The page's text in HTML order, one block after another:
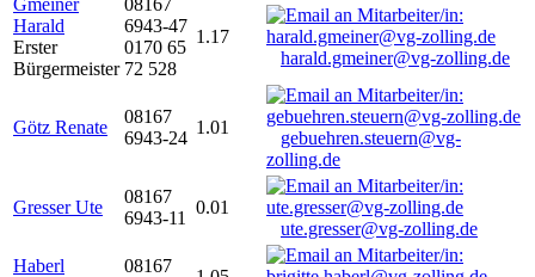
Gmeiner
Harald
Erster
Bürgermeister
08167
6943-47
0170 65
72 528
1.17
harald.gmeiner@vg-zolling.de
Götz Renate
08167
6943-24
1.01
gebuehren.steuern@vg-
zolling.de
Gresser Ute
08167
6943-11
0.01
ute.gresser@vg-zolling.de
Haberl
08167